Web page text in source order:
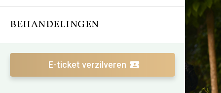
BEHANDELINGEN
E-ticket verzilveren
De kunst van het genieten